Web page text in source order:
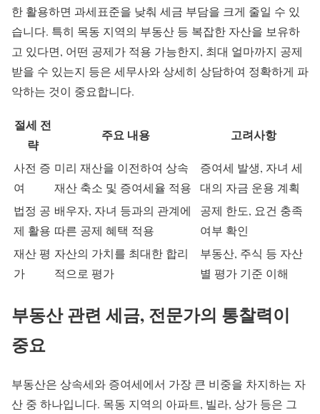
한 활용하면 과세표준을 낮춰 세금 부담을 크게 줄일 수 있
습니다. 특히 목동 지역의 부동산 등 복잡한 자산을 보유하
고 있다면, 어떤 공제가 적용 가능한지, 최대 얼마까지 공제
받을 수 있는지 등은 세무사와 상세히 상담하여 정확하게 파
악하는 것이 중요합니다.
절세 전
략
주요 내용 고려사항
사전 증
여
미리 재산을 이전하여 상속
재산 축소 및 증여세율 적용
증여세 발생, 자녀 세
대의 자금 운용 계획
법정 공
제 활용
배우자, 자녀 등과의 관계에
따른 공제 혜택 적용
공제 한도, 요건 충족
여부 확인
재산 평
가
자산의 가치를 최대한 합리
적으로 평가
부동산, 주식 등 자산
별 평가 기준 이해
부동산 관련 세금, 전문가의 통찰력이
중요
부동산은 상속세와 증여세에서 가장 큰 비중을 차지하는 자
산 중 하나입니다. 목동 지역의 아파트, 빌라, 상가 등은 그